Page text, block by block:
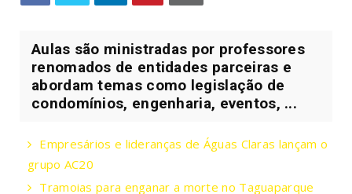
Aulas são ministradas por professores
renomados de entidades parceiras e
abordam temas como legislação de
condomínios, engenharia, eventos, ...
Empresários e lideranças de Águas Claras lançam o
grupo AC20
Tramoias para enganar a morte no Taguaparque